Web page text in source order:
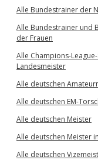
Alle Bundestrainer der
Alle Bundestrainer und
der Frauen
Alle Champions-
Landesmeister
Alle deutschen
Alle deutschen EM-
Alle deutschen Meister
Alle deutschen Meister
Alle deutschen